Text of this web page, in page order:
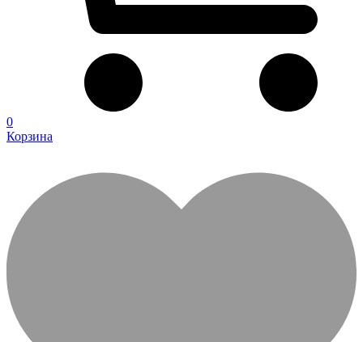
0
Корзина